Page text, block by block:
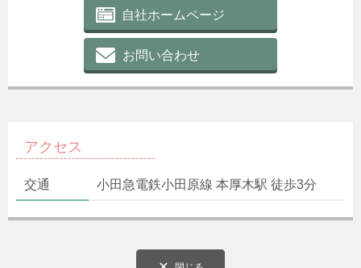
自社ホームページ
お問い合わせ
アクセス
交通 小田急電鉄小田原線 本厚木駅 徒歩3分